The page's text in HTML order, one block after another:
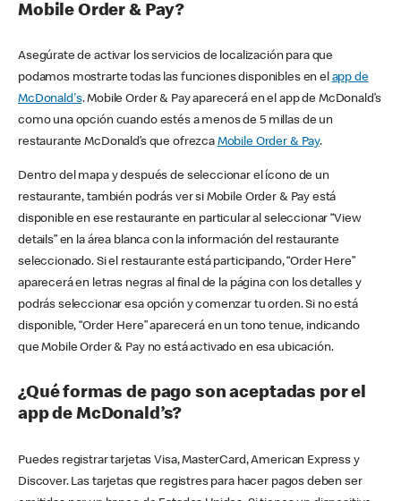
Mobile Order & Pay?
Asegúrate de activar los servicios de localización para que
podamos mostrarte todas las funciones disponibles en el app de
McDonald's. Mobile Order & Pay aparecerá en el app de McDonald’s
como una opción cuando estés a menos de 5 millas de un
restaurante McDonald’s que ofrezca Mobile Order & Pay.
Dentro del mapa y después de seleccionar el ícono de un
restaurante, también podrás ver si Mobile Order & Pay está
disponible en ese restaurante en particular al seleccionar “View
details” en la área blanca con la información del restaurante
seleccionado. Si el restaurante está participando, “Order Here”
aparecerá en letras negras al final de la página con los detalles y
podrás seleccionar esa opción y comenzar tu orden. Si no está
disponible, “Order Here” aparecerá en un tono tenue, indicando
que Mobile Order & Pay no está activado en esa ubicación.
¿Qué formas de pago son aceptadas por el
app de McDonald’s?
Puedes registrar tarjetas Visa, MasterCard, American Express y
Discover. Las tarjetas que registres para hacer pagos deben ser